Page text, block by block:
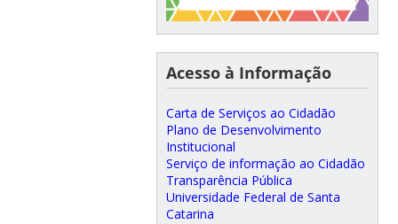
Acesso à Informação
Carta de Serviços ao Cidadão
Plano de Desenvolvimento
Institucional
Serviço de informação ao Cidadão
Transparência Pública
Universidade Federal de Santa
Catarina